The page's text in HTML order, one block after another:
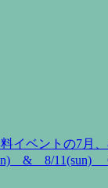
イベントの7月
& 8/11(sun)